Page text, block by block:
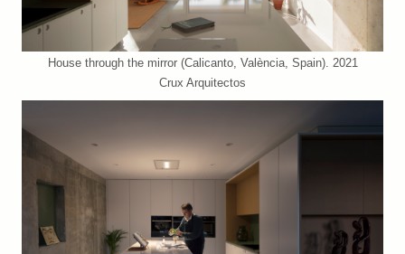
House through the mirror (Calicanto, València, Spain). 2021
Crux Arquitectos